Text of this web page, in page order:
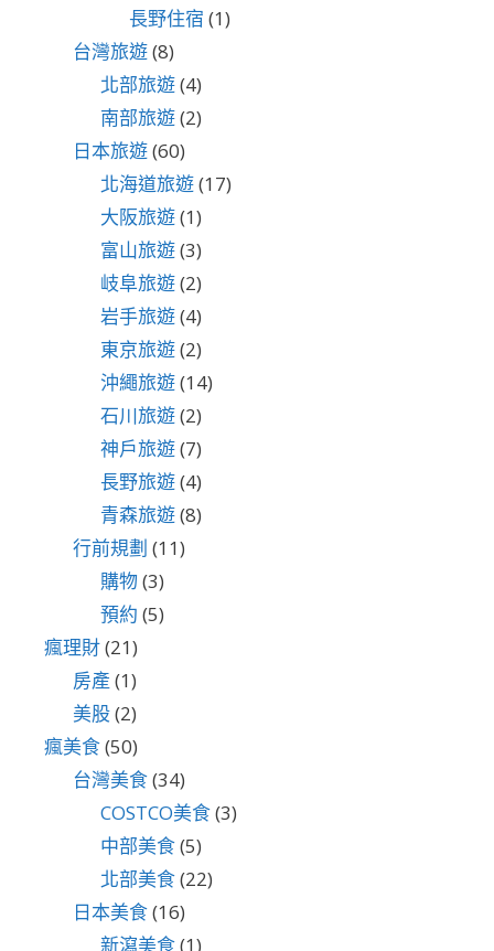
長野住宿 (1)
台灣旅遊(8)
北部旅遊(4)
南部旅遊(2)
日本旅遊(60)
北海道旅遊(17)
大阪旅遊(1)
富山旅遊(3)
岐阜旅遊(2)
岩手旅遊(4)
東京旅遊(2)
沖繩旅遊(14)
石川旅遊(2)
神戶旅遊(7)
長野旅遊(4)
青森旅遊(8)
行前規劃 (11)
購物(3)
預約 (5)
瘋理財(21)
房產 (1)
美股(2)
瘋美食(50)
台灣美食(34)
COSTCO美食(3)
中部美食(5)
北部美食(22)
日本美食(16)
新瀉美食(1)